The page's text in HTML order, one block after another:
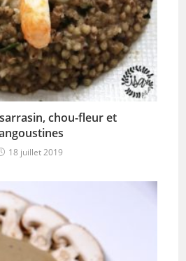
chou-fleur et
18 juillet 2019